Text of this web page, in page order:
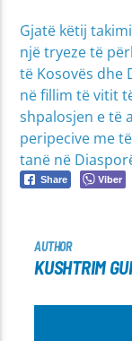
Gjatë këtij
një tryeze të
të Kosovës dhe
në fillim të vitit
shpalosjen e të
peripecive me
tanë në
Share Viber
AUTHOR
KUSHTRIM